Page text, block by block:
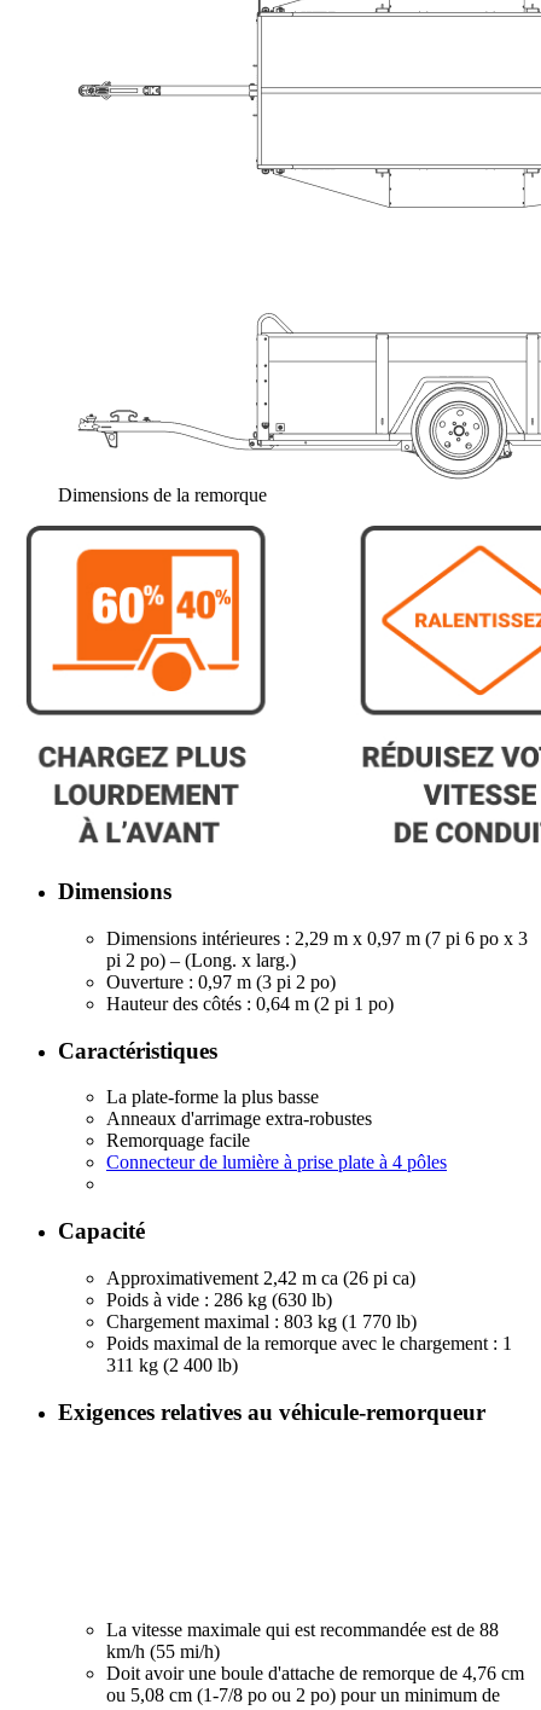
Dimensions de la remorque
Dimensions
Dimensions intérieures : 2,29 m x 0,97 m (7 pi 6 po x 3
pi 2 po) – (Long. x larg.)
Ouverture : 0,97 m (3 pi 2 po)
Hauteur des côtés : 0,64 m (2 pi 1 po)
Caractéristiques
La plate-forme la plus basse
Anneaux d'arrimage extra-robustes
Remorquage facile
Connecteur de lumière à prise plate à 4 pôles
Capacité
Approximativement 2,42 m ca (26 pi ca)
Poids à vide : 286 kg (630 lb)
Chargement maximal : 803 kg (1 770 lb)
Poids maximal de la remorque avec le chargement : 1
311 kg (2 400 lb)
Exigences relatives au véhicule-remorqueur
La vitesse maximale qui est recommandée est de 88
km/h (55 mi/h)
Doit avoir une boule d'attache de remorque de 4,76 cm
ou 5,08 cm (1-7/8 po ou 2 po) pour un minimum de